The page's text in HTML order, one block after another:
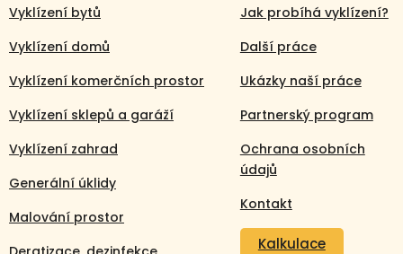
Vyklízení bytů
Vyklízení domů
Vyklízení komerčních prostor
Vyklízení sklepů a garáží
Vyklízení zahrad
Generální úklidy
Malování prostor
Jak probíhá vyklízení?
Další práce
Ukázky naší práce
Partnerský program
Ochrana osobních
údajů
Kontakt
Kalkulace